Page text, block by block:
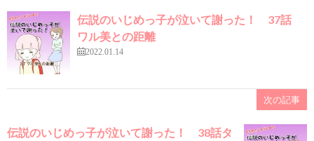
伝説のいじめっ子が泣いて謝った！ 37話
ワル美との距離
2022.01.14
次の記事
伝説のいじめっ子が泣いて謝った！ 38話タ